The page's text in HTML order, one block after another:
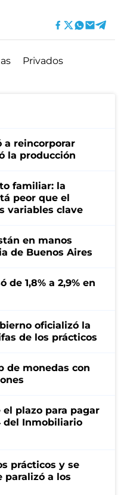
Privados
a reincorporar
la producción
familiar: la
peor que el
variables clave
en manos
de Buenos Aires
de 1,8% a 2,9% en
oficializó la
de los prácticos
de monedas con
plazo para pagar
del Inmobiliario
prácticos y se
paralizó a los